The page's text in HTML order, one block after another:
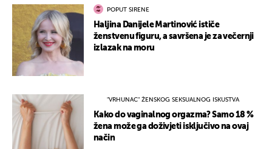
POPUT SIRENE
Haljina Danijele Martinović ističe
ženstvenu figuru, a savršena je za večernji
izlazak na moru
"VRHUNAC" ŽENSKOG SEKSUALNOG ISKUSTVA
Kako do vaginalnog orgazma? Samo 18 %
žena može ga doživjeti isključivo na ovaj
način